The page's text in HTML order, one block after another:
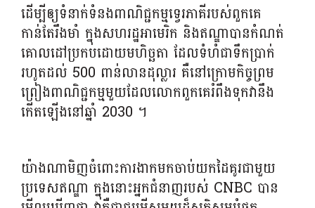
ដើម្បីឲ្យទំនាក់ទំនងពាណិជ្ជកម្មទ្វេរភាគីរបស់ពួកគេ
កាន់តែរឹងមាំ ក្នុងសហរដ្ឋអាមេរិក និងឥណ្ឌាបានកំណត់
គោលដៅប្រកបដោយមហិច្ឆតា ដែលទំហំជាទឹកប្រាក់
រហូតដល់ 500 ពាន់លានដុល្លារ គឺនៅក្រោមកិច្ចព្រម
ព្រៀងពាណិជ្ជកម្មមួយដែលលោកពួកគេរំពឹងទុកវានឹង
កើតឡើងនៅឆ្នាំ 2030 ។
យ៉ាងណាមិញចំពោះការងាកមកចាប់យកដៃគូរជាមួយ
ប្រទេសឥណ្ឌា ក្នុងនោះអ្នកជំនាញរបស់ CNBC បាន